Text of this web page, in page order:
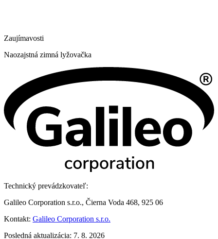
Zaujímavosti
Naozajstná zimná lyžovačka
Technický prevádzkovateľ:
Galileo Corporation s.r.o., Čierna Voda 468, 925 06
Kontakt: Galileo Corporation s.r.o.
Posledná aktualizácia: 7. 8. 2026